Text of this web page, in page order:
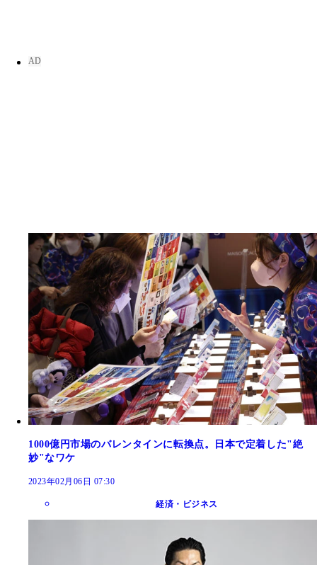
1000億円市場のバレンタインに転換点。日本で定着した"絶
妙"なワケ
2023年02月06日 07:30
経済・ビジネス